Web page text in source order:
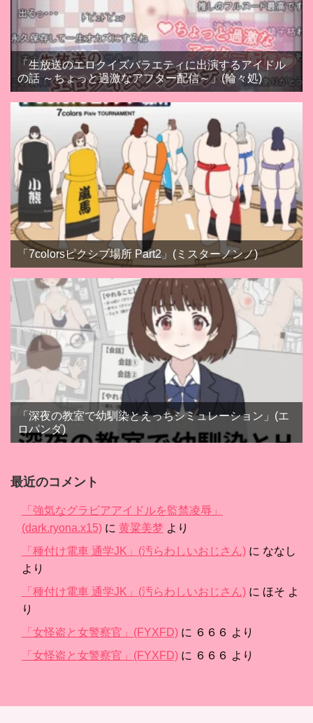
「生放送のエロクイズバラエティに出演するアイドル
の話 ～ちょっと過激なアフター配信～」(輪々処)
「7colorsピクシブ場所 Part2」(ミスターノンノ)
「深夜の教室で幼馴染とえっちシミュレーション」(エ
ロパンダ)
最近のコメント
「強気なグラビアアイドルを監禁凌辱」
(dark.ryona.x15) に 黄粱美梦 より
「種付け電車 通学JK」(汚らわしいおじさん) に ななし
より
「種付け電車 通学JK」(汚らわしいおじさん) に ほそ よ
り
「女怪盗と女警察官」(FYXFD) に ６６６ より
「女怪盗と女警察官」(FYXFD) に ６６６ より